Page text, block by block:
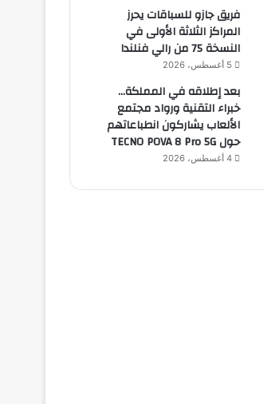
فريق جازو للسباقات يحرز
المراكز الثلاثة الأولى في
النسخة 75 من رالي فنلندا
5 أغسطس، 2026
بعد إطلاقه في المملكة…
خبراء التقنية ورواد مجتمع
الألعاب يشاركون انطباعاتهم
حول TECNO POVA 8 Pro 5G
4 أغسطس، 2026